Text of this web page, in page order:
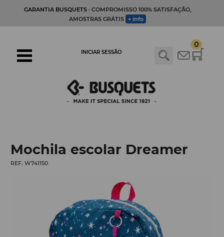
GARANTIA BUSQUETS· COMPROMISSO 100% SATISFAÇÃO,
AMOSTRAS GRÁTIS + info
0
INICIAR SESSÃO
Mochila escolar Dreamer
REF. W741150